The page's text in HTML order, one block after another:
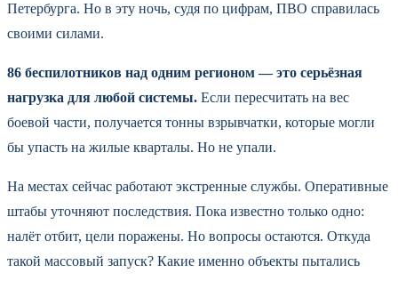
Петербурга. Но в эту ночь, судя по цифрам, ПВО справилась
своими силами.
86 беспилотников над одним регионом — это серьёзная
нагрузка для любой системы. Если пересчитать на вес
боевой части, получается тонны взрывчатки, которые могли
бы упасть на жилые кварталы. Но не упали.
На местах сейчас работают экстренные службы. Оперативные
штабы уточняют последствия. Пока известно только одно:
налёт отбит, цели поражены. Но вопросы остаются. Откуда
такой массовый запуск? Какие именно объекты пытались